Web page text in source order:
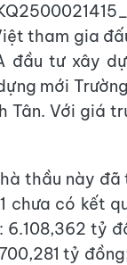
tham gia
đầu tư xây
mới
Tân. Với giá
thầu này
chưa có kết
6.108,362 tỷ
tỷ